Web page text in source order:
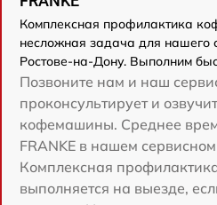
Комплексная профилактика
несложная задача для нашего
Ростове-на-Дону. Выполним
Позвоните нам и наш
проконсультирует и
кофемашины. Среднее
FRANKE в нашем
Комплексная
выполняется на выезде,